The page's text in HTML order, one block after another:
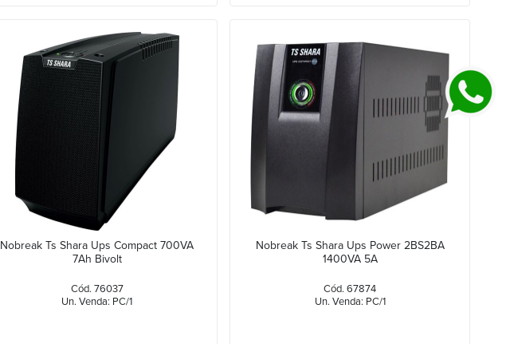
Nobreak Ts Shara Ups Compact 700VA
7Ah Bivolt
Cód. 76037
Un. Venda: PC/1
Nobreak Ts Shara Ups Power 2BS2BA
1400VA 5A
Cód. 67874
Un. Venda: PC/1